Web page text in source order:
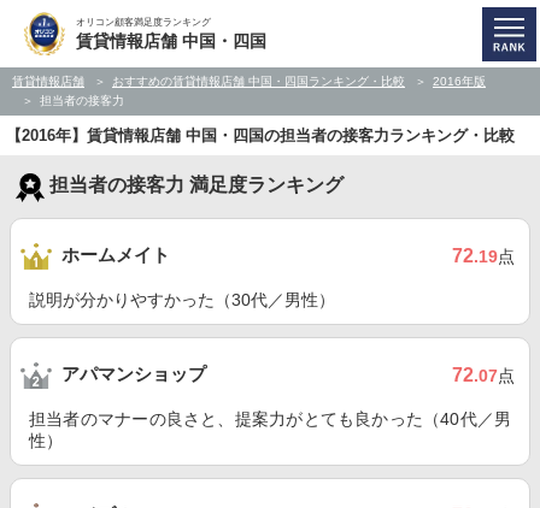
オリコン顧客満足度ランキング
賃貸情報店舗 中国・四国
賃貸情報店舗 おすすめの賃貸情報店舗 中国・四国ランキング・比較
2016年版
担当者の接客力
【2016年】賃貸情報店舗 中国・四国の担当者の接客力ランキング・比較
担当者の接客力 満足度ランキング
ホームメイト 72.19点
説明が分かりやすかった（30代／男性）
アパマンショップ 72.07点
担当者のマナーの良さと、提案力がとても良かった（40代／男
性）